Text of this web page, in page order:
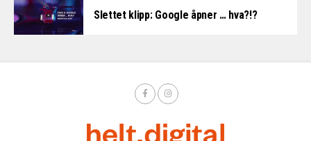
Slettet klipp: Google åpner … hva?!?